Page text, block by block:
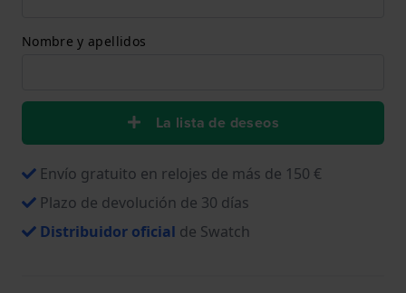
Nombre y apellidos
La lista de deseos
Envío gratuito en relojes de más de 150 €
Plazo de devolución de 30 días
Distribuidor oficial de Swatch